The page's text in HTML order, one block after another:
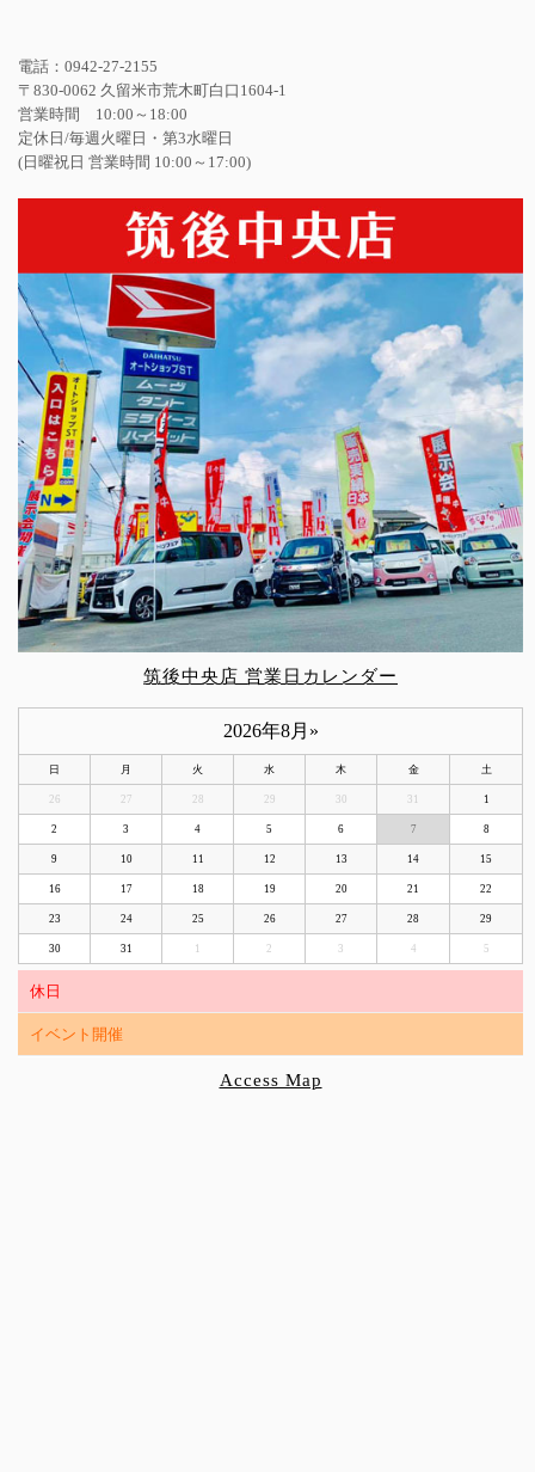
電話：0942-27-2155
〒830-0062 久留米市荒木町白口1604-1
営業時間 10:00～18:00
定休日/毎週火曜日・第3水曜日
(日曜祝日 営業時間 10:00～17:00)
筑後中央店 営業日カレンダー
2026年8月 »
日 月 火 水 木 金 土
26 27 28 29 30 31 1
2 3 4 5 6 7 8
9 10 11 12 13 14 15
16 17 18 19 20 21 22
23 24 25 26 27 28 29
30 31 1 2 3 4 5
休日
イベント開催
Access Map